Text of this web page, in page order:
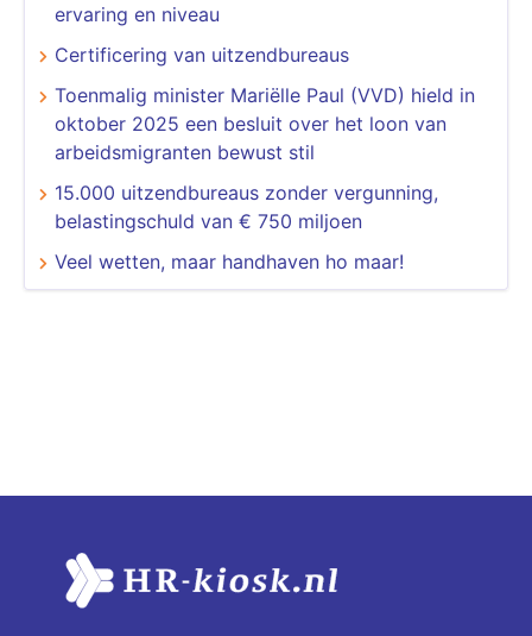
ervaring en niveau
Certificering van uitzendbureaus
Toenmalig minister Mariëlle Paul (VVD) hield in
oktober 2025 een besluit over het loon van
arbeidsmigranten bewust stil
15.000 uitzendbureaus zonder vergunning,
belastingschuld van € 750 miljoen
Veel wetten, maar handhaven ho maar!